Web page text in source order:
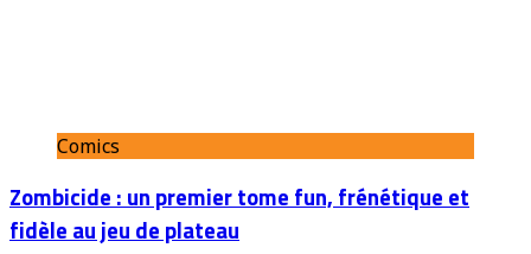
Comics
Zombicide : un premier tome fun, frénétique et
fidèle au jeu de plateau